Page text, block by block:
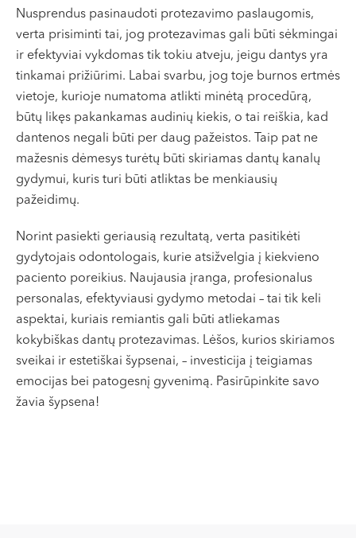
Nusprendus pasinaudoti protezavimo paslaugomis,
verta prisiminti tai, jog protezavimas gali būti sėkmingai
ir efektyviai vykdomas tik tokiu atveju, jeigu dantys yra
tinkamai prižiūrimi. Labai svarbu, jog toje burnos ertmės
vietoje, kurioje numatoma atlikti minėtą procedūrą,
būtų likęs pakankamas audinių kiekis, o tai reiškia, kad
dantenos negali būti per daug pažeistos. Taip pat ne
mažesnis dėmesys turėtų būti skiriamas dantų kanalų
gydymui, kuris turi būti atliktas be menkiausių
pažeidimų.
Norint pasiekti geriausią rezultatą, verta pasitikėti
gydytojais odontologais, kurie atsižvelgia į kiekvieno
paciento poreikius. Naujausia įranga, profesionalus
personalas, efektyviausi gydymo metodai – tai tik keli
aspektai, kuriais remiantis gali būti atliekamas
kokybiškas dantų protezavimas. Lėšos, kurios skiriamos
sveikai ir estetiškai šypsenai, – investicija į teigiamas
emocijas bei patogesnį gyvenimą. Pasirūpinkite savo
žavia šypsena!